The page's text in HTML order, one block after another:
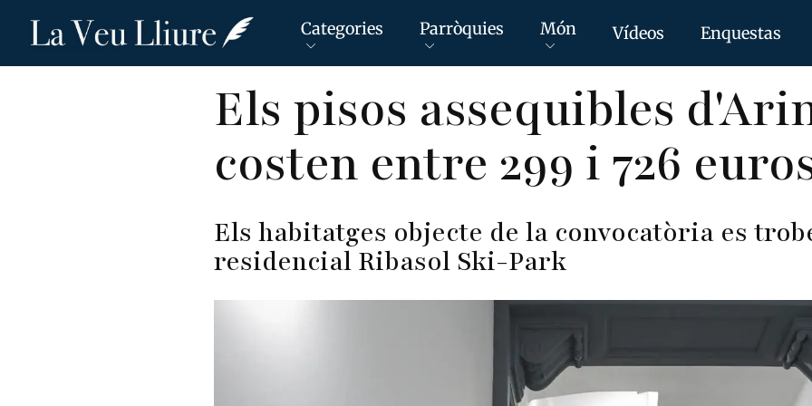
Vés
Categories Parròquies Món Vídeos Enquestas
Els pisos assequibles
costen entre 299 i 726
Els habitatges objecte de la convocatòria es
residencial Ribasol Ski-Park